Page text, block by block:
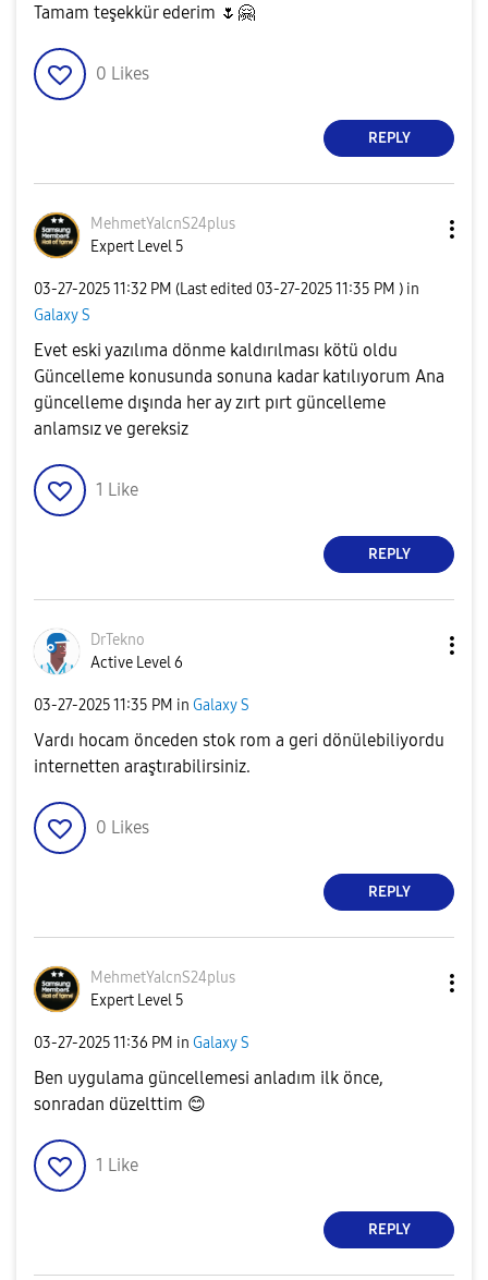
Tamam teşekkür ederim 🌷 🤗
0 Likes
REPLY
MehmetYalcnS24plus
Expert Level 5
‎03-27-202511:32 PM (Last edited ‎03-27-202511:35 PM ) in
Galaxy S
Evet eski yazılıma dönme kaldırılması kötü oldu
Güncelleme konusunda sonuna kadar katılıyorum Ana
güncelleme dışında her ay zırt pırt güncelleme
anlamsız ve gereksiz
1 Like
REPLY
DrTekno
Active Level 6
‎03-27-202511:35 PM in Galaxy S
Vardı hocam önceden stok rom a geri dönülebiliyordu
internetten araştırabilirsiniz.
0 Likes
REPLY
MehmetYalcnS24plus
Expert Level 5
‎03-27-202511:36 PM in Galaxy S
Ben uygulama güncellemesi anladım ilk önce,
sonradan düzelttim 😊
1 Like
REPLY